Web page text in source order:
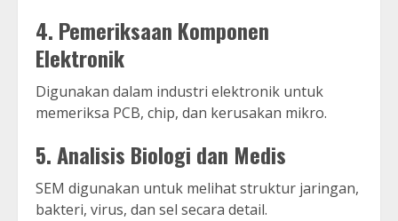
4. Pemeriksaan Komponen
Elektronik
Digunakan dalam industri elektronik untuk
memeriksa PCB, chip, dan kerusakan mikro.
5. Analisis Biologi dan Medis
SEM digunakan untuk melihat struktur jaringan,
bakteri, virus, dan sel secara detail.